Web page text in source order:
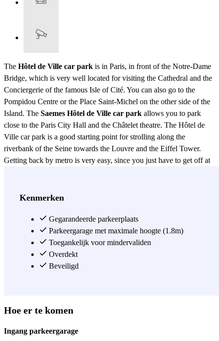
The Hôtel de Ville car park is in Paris, in front of the Notre-Dame
Bridge, which is very well located for visiting the Cathedral and the
Conciergerie of the famous Isle of Cité. You can also go to the
Pompidou Centre or the Place Saint-Michel on the other side of the
Island. The Saemes Hôtel de Ville car park allows you to park
close to the Paris City Hall and the Châtelet theatre. The Hôtel de
Ville car park is a good starting point for strolling along the
riverbank of the Seine towards the Louvre and the Eiffel Tower.
Getting back by metro is very easy, since you just have to get off at
Zie meer
Kenmerken
Gegarandeerde parkeerplaats
Parkeergarage met maximale hoogte (1.8m)
Toegankelijk voor mindervaliden
Overdekt
Beveiligd
Hoe er te komen
Ingang parkeergarage